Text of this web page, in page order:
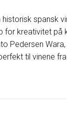
for kreativitet
Pedersen
til vinene fra